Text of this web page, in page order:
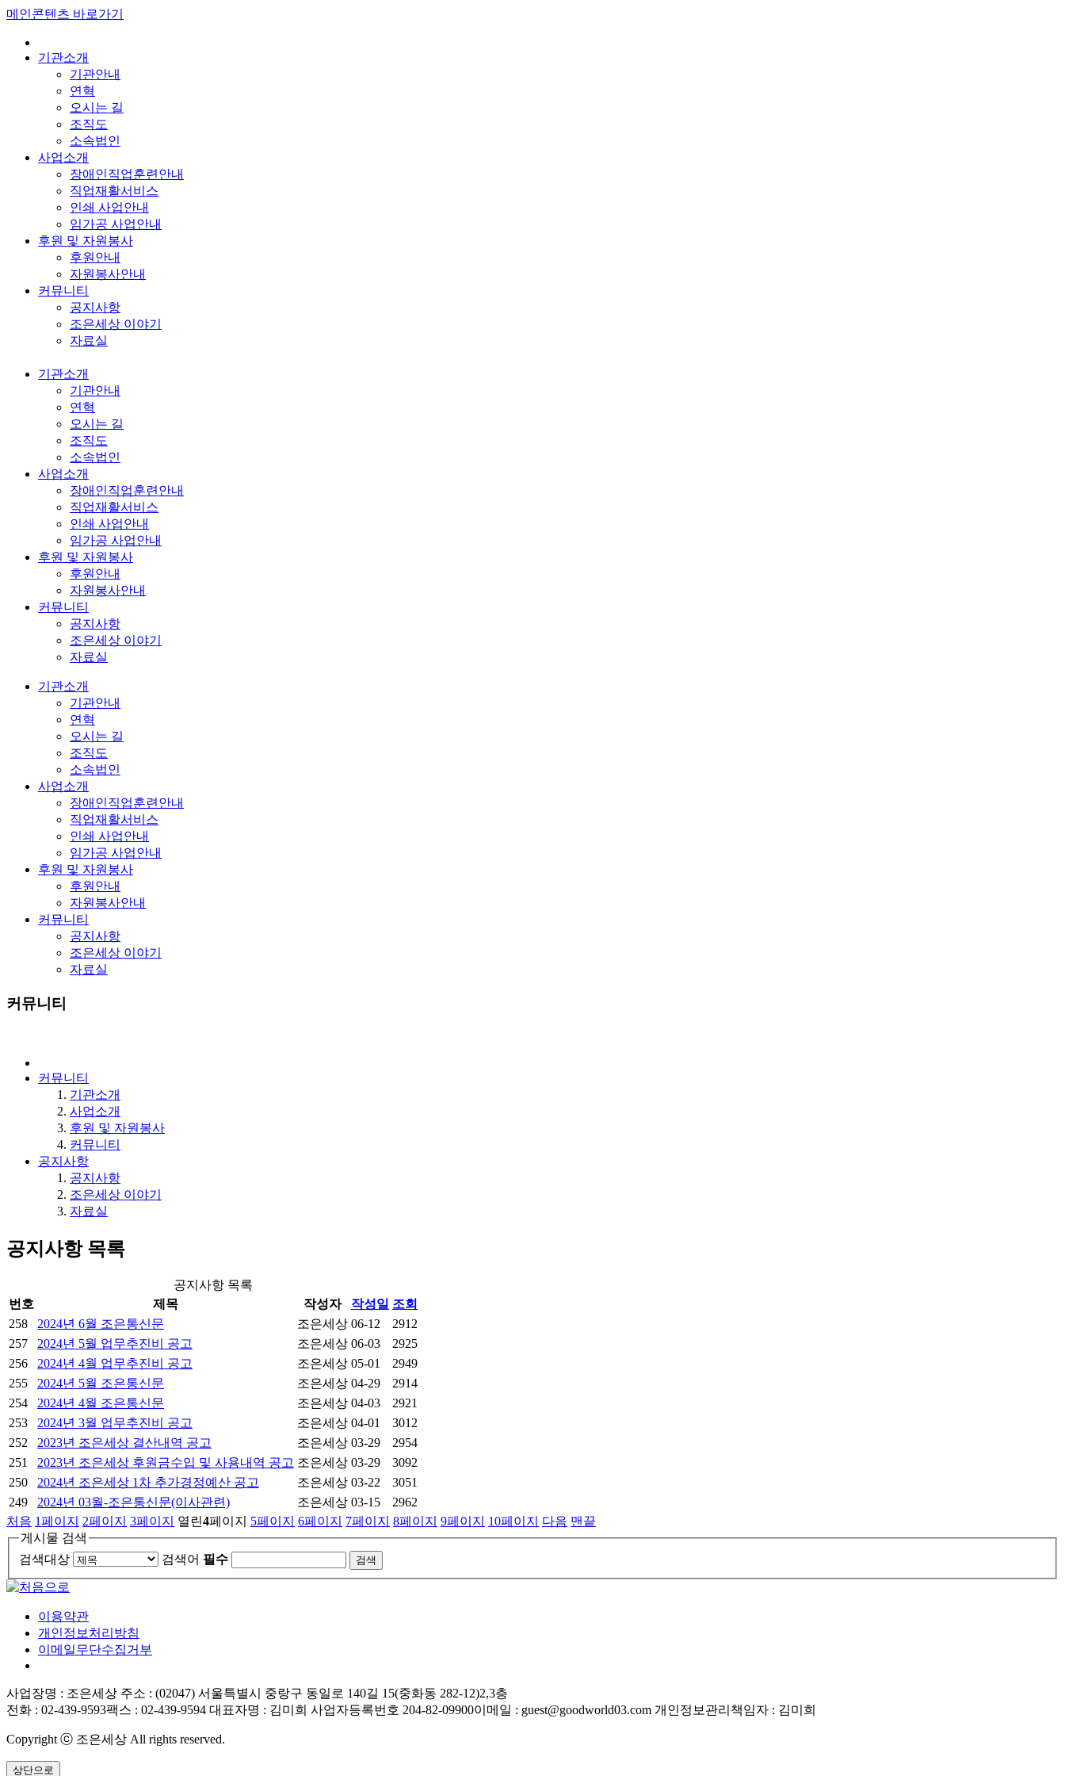
메인콘텐츠 바로가기
기관소개
기관안내
연혁
오시는 길
조직도
소속법인
사업소개
장애인직업훈련안내
직업재활서비스
인쇄 사업안내
임가공 사업안내
후원 및 자원봉사
후원안내
자원봉사안내
커뮤니티
공지사항
조은세상 이야기
자료실
기관소개
기관안내
연혁
오시는 길
조직도
소속법인
사업소개
장애인직업훈련안내
직업재활서비스
인쇄 사업안내
임가공 사업안내
후원 및 자원봉사
후원안내
자원봉사안내
커뮤니티
공지사항
조은세상 이야기
자료실
기관소개
기관안내
연혁
오시는 길
조직도
소속법인
사업소개
장애인직업훈련안내
직업재활서비스
인쇄 사업안내
임가공 사업안내
후원 및 자원봉사
후원안내
자원봉사안내
커뮤니티
공지사항
조은세상 이야기
자료실
커뮤니티
커뮤니티
기관소개
사업소개
후원 및 자원봉사
커뮤니티
공지사항
공지사항
조은세상 이야기
자료실
공지사항목록
공지사항 목록
번호
제목 작성자 작성일 조회
258
2024년 6월 조은통신문 조은세상 06-12
2912
257
2024년 5월 업무추진비 공고 조은세상 06-03
2925
256
2024년 4월 업무추진비 공고 조은세상 05-01
2949
255
2024년 5월 조은통신문 조은세상 04-29
2914
254
2024년 4월 조은통신문 조은세상 04-03
2921
253
2024년 3월 업무추진비 공고 조은세상 04-01
3012
252
2023년 조은세상 결산내역 공고 조은세상 03-29
2954
251
2023년 조은세상 후원금수입 및 사용내역 공고 조은세상 03-29
3092
250
2024년 조은세상 1차 추가경정예산 공고 조은세상 03-22
3051
249
2024년 03월-조은통신문(이사관련) 조은세상 03-15
2962
처음 1페이지 2페이지 3페이지 열린4페이지 5페이지 6페이지 7페이지 8페이지 9페이지 10페이지 다음 맨끝
게시물 검색
검색대상
검색어 필수
이용약관
개인정보처리방침
이메일무단수집거부
사업장명 : 조은세상 주소 : (02047) 서울특별시 중랑구 동일로 140길 15(중화동 282-12)2,3층
전화 : 02-439-9593팩스 : 02-439-9594 대표자명 : 김미희 사업자등록번호 204-82-09900이메일 : guest@goodworld03.com 개인정보관리책임자 : 김미희
Copyright ⓒ 조은세상 All rights reserved.
상단으로